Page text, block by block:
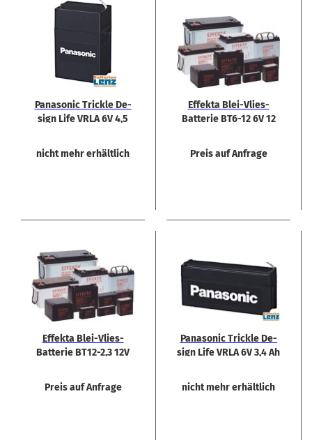
Pa­na­so­nic Trick­le De­
sign Life VRLA 6V 4,5
nicht mehr erhältlich
Ef­fek­ta Blei-​Vlies-​
Batterie BT6-​12 6V 12
Preis auf Anfrage
Ef­fek­ta Blei-​Vlies-​
Batterie BT12-​2,3 12V
Preis auf Anfrage
Pa­na­so­nic Trick­le De­
sign Life VRLA 6V 3,4 Ah
nicht mehr erhältlich